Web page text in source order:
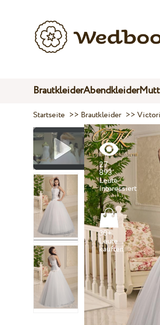
BrautkleiderAbendkleider
Startseite >> Brautkleider >>
27
893
Leute
30+
Leute
kauften